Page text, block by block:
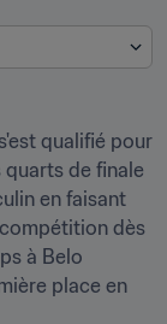
qualifié pour
quarts de finale
en faisant
dès
à Belo
place en